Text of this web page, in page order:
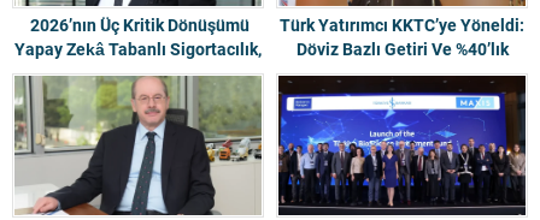
2026’nın Üç Kritik Dönüşümü
Yapay Zekâ Tabanlı Sigortacılık,
Siber Risk Ekosistemi ve
Sürdürülebilirlik Olacak
Türk Yatırımcı KKTC’ye Yöneldi:
Döviz Bazlı Getiri Ve %40’lık
Fiyat Artışı